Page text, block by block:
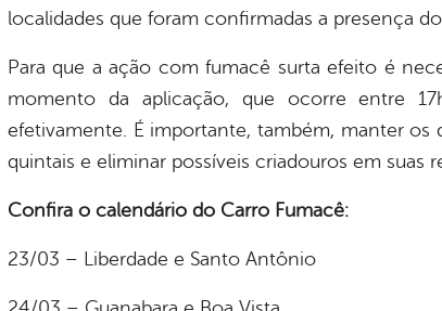
localidades que foram confirmadas a presença
Para que a ação com fumacê surta efeito é
momento da aplicação, que ocorre entre
efetivamente. É importante, também, manter
quintais e eliminar possíveis criadouros em suas
Confira o calendário do Carro Fumacê:
23/03 – Liberdade e Santo Antônio